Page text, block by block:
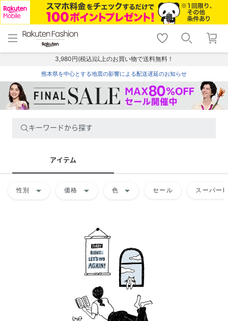
menu home
トップ
shopping_cart lock_outline
ログイン
3,980円(税込)以上のお買い物で送料無料！
熊本県を中心とする地震の影響による配送遅延のお知らせ
キーワードから探す
アイテム
性別 arrow_drop_down 価格 arrow_drop_down 色 arrow_drop_down セール スーパー